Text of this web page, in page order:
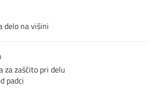
delo na višini
za zaščito pri delu
padci